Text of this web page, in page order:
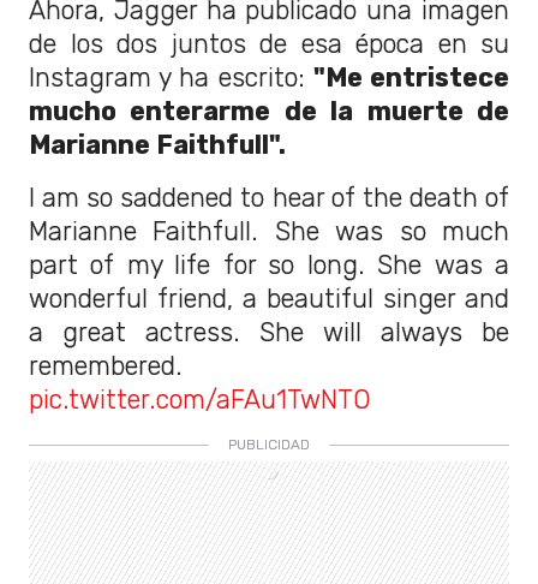
Ahora, Jagger ha publicado una imagen
de los dos juntos de esa época en su
Instagram y ha escrito: "Me entristece
mucho enterarme de la muerte de
Marianne Faithfull".
I am so saddened to hear of the death of
Marianne Faithfull. She was so much
part of my life for so long. She was a
wonderful friend, a beautiful singer and
a great actress. She will always be
remembered.
pic.twitter.com/aFAu1TwNTO